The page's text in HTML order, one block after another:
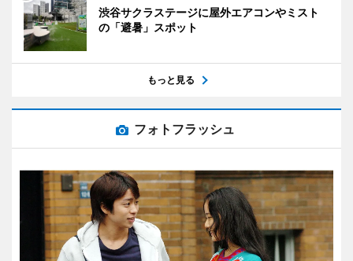
渋谷サクラステージに屋外エアコンやミスト
の「避暑」スポット
もっと見る
フォトフラッシュ